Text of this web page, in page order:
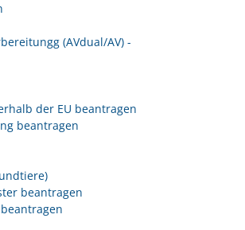
(AVdual/AV) -
der EU beantragen
beantragen
beantragen